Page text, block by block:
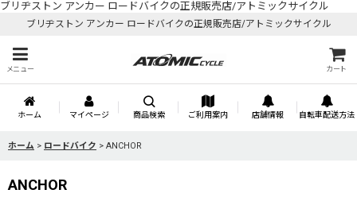
ブリヂストン アンカー ロードバイクの正規販売店/アトミックサイクル
ブリヂストン アンカー ロードバイクの正規販売店/アトミックサイクル
メニュー カート
ホーム マイページ 商品検索 ご利用案内 店舗情報 自転車配送方法
ホーム > ロードバイク > ANCHOR
ANCHOR